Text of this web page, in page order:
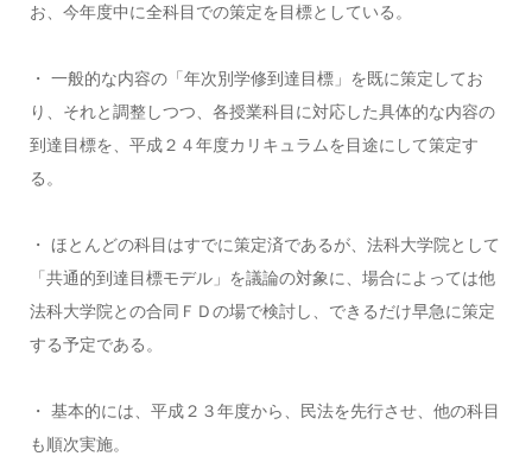
お、今年度中に全科目での策定を目標としている。
・ 一般的な内容の「年次別学修到達目標」を既に策定してお
り、それと調整しつつ、各授業科目に対応した具体的な内容の
到達目標を、平成２４年度カリキュラムを目途にして策定す
る。
・ ほとんどの科目はすでに策定済であるが、法科大学院として
「共通的到達目標モデル」を議論の対象に、場合によっては他
法科大学院との合同ＦＤの場で検討し、できるだけ早急に策定
する予定である。
・ 基本的には、平成２３年度から、民法を先行させ、他の科目
も順次実施。